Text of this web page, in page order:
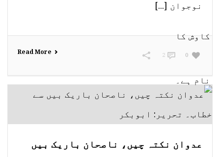
نوجوان [...]
Read More 0
2
عدوان نکتہ چیں، ناصحان باریک بیں